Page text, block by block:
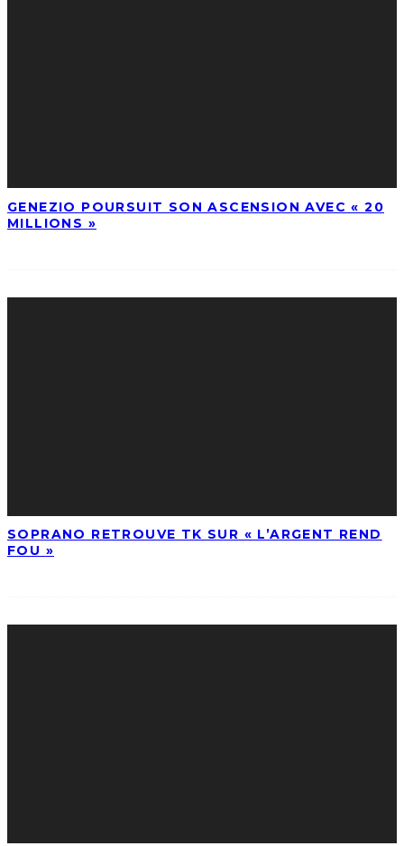
GENEZIO POURSUIT SON ASCENSION AVEC « 20
MILLIONS »
SOPRANO RETROUVE TK SUR « L’ARGENT REND
FOU »